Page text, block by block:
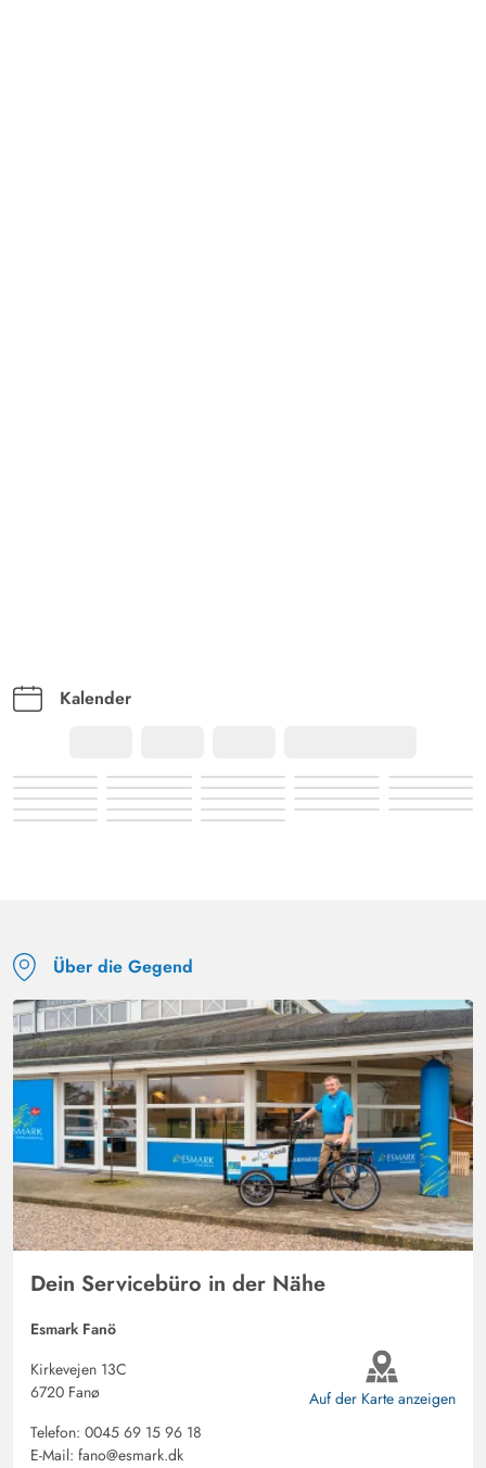
Kalender
Über die Gegend
Dein Servicebüro in der Nähe
Esmark Fanö
Kirkevejen 13C
6720 Fanø
Telefon: 0045 69 15 96 18
E-Mail: fano@esmark.dk
Auf der Karte anzeigen